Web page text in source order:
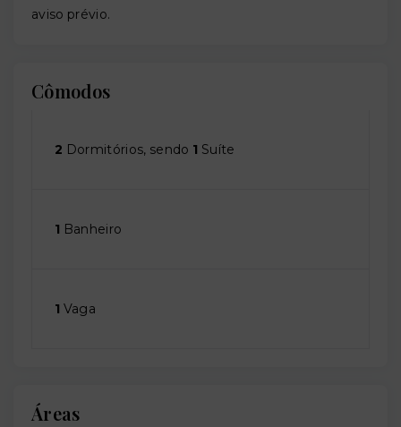
aviso prévio.
Cômodos
2 Dormitórios, sendo 1 Suíte
1 Banheiro
1 Vaga
Áreas